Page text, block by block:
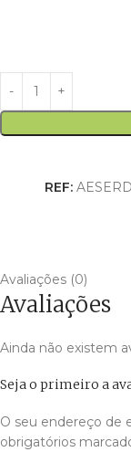
REF:
Avaliações (0)
Avaliações
Ainda não existem
Seja o primeiro a
O seu endereço de
obrigatórios